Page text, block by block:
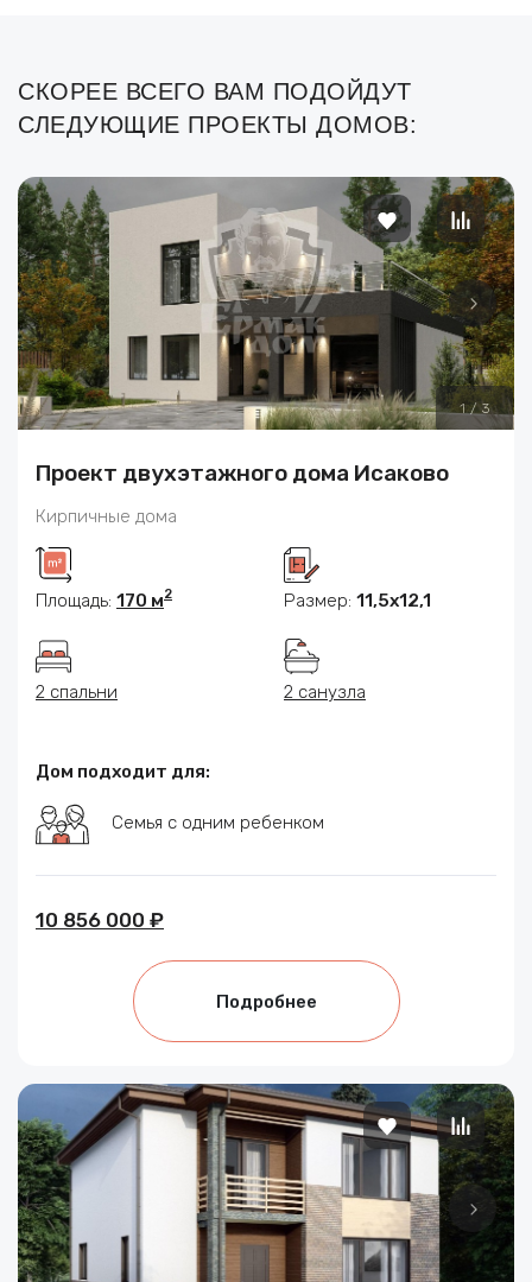
СКОРЕЕ ВСЕГО ВАМ ПОДОЙДУТ
СЛЕДУЮЩИЕ ПРОЕКТЫ ДОМОВ:
1 / 3
Проект двухэтажного дома Исаково
Кирпичные дома
Площадь: 170 м2 Размер: 11,5x12,1
2 спальни 2 санузла
Дом подходит для:
Семья с одним ребенком
10 856 000 ₽
Подробнее